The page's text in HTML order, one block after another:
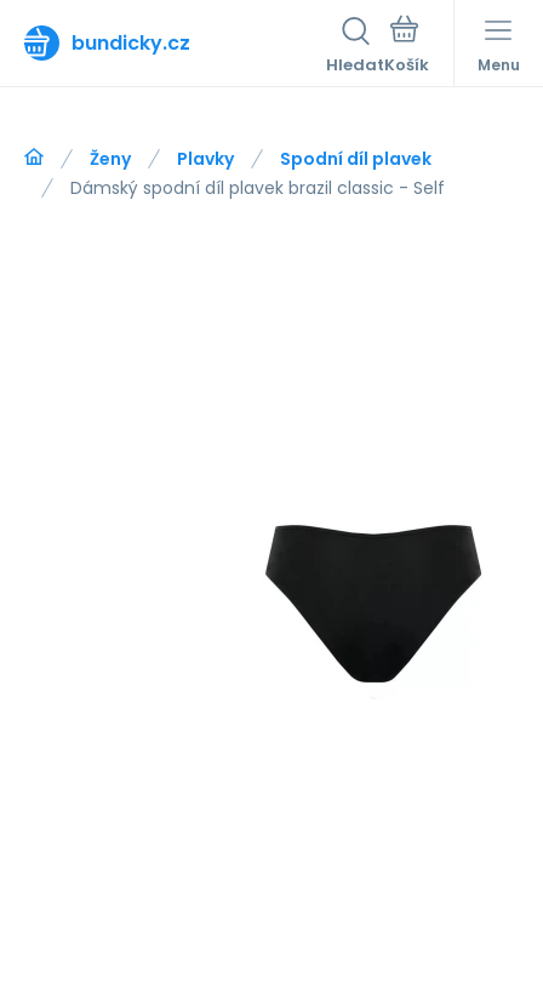
bundicky.cz
Hledat Menu
Ženy Plavky
Spodní díl plavek
Dámský spodní díl plavek brazil classic - Self